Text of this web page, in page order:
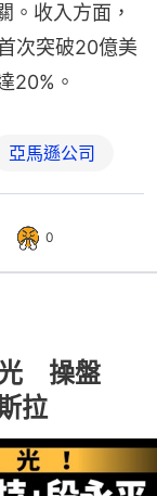
。收入方面，
次突破20億美
20%。
亞馬遜公司
0
光 操盤
拉